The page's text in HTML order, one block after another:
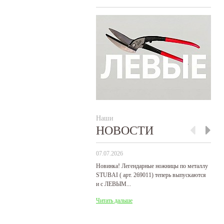
Наши
НОВОСТИ
07.07.2026
Новинка! Легендарные ножницы по металлу
STUBAI ( арт. 269011) теперь выпускаются
и с ЛЕВЫМ...
Читать дальше